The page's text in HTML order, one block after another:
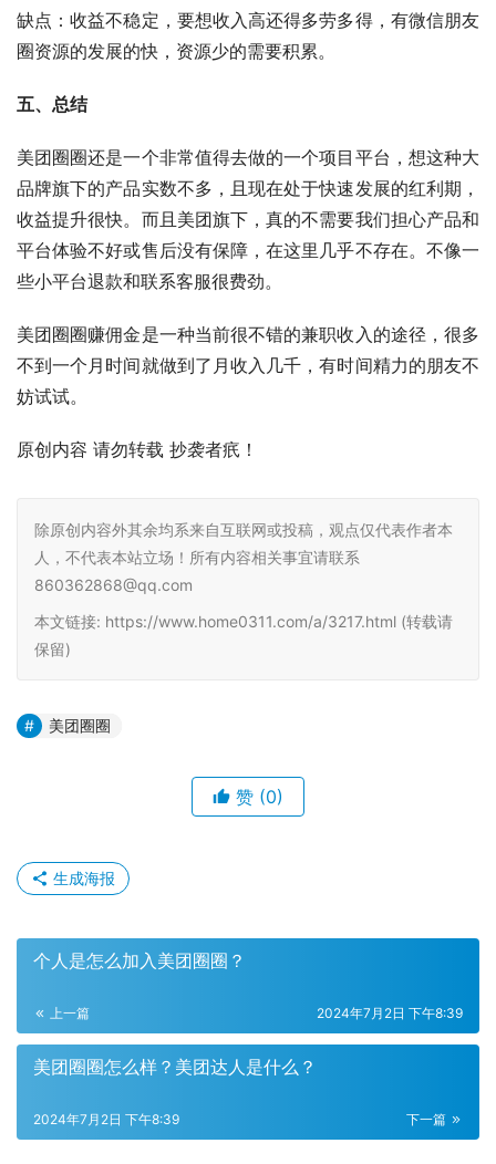
缺点：收益不稳定，要想收入高还得多劳多得，有微信朋友
圈资源的发展的快，资源少的需要积累。
五、总结
美团圈圈还是一个非常值得去做的一个项目平台，想这种大
品牌旗下的产品实数不多，且现在处于快速发展的红利期，
收益提升很快。而且美团旗下，真的不需要我们担心产品和
平台体验不好或售后没有保障，在这里几乎不存在。不像一
些小平台退款和联系客服很费劲。
美团圈圈赚佣金是一种当前很不错的兼职收入的途径，很多
不到一个月时间就做到了月收入几千，有时间精力的朋友不
妨试试。
原创内容 请勿转载 抄袭者疧！
除原创内容外其余均系来自互联网或投稿，观点仅代表作者本
人，不代表本站立场！所有内容相关事宜请联系
860362868@qq.com
本文链接: https://www.home0311.com/a/3217.html (转载请
保留)
美团圈圈
赞 (0)
生成海报
个人是怎么加入美团圈圈？
上一篇 2024年7月2日 下午8:39
美团圈圈怎么样？美团达人是什么？
下一篇
2024年7月2日 下午8:39